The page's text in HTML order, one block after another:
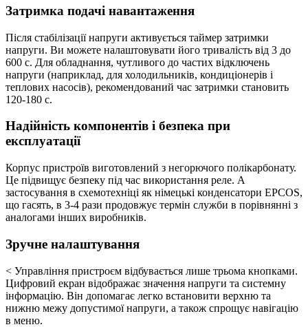
Затримка подачі навантаження
Після стабілізації напруги активується таймер затримки
напруги. Ви можете налаштовувати його тривалість від 3 до
600 с. Для обладнання, чутливого до частих відключень
напруги (наприклад, для холодильників, кондиціонерів і
теплових насосів), рекомендований час затримки становить
120-180 с.
Надійність компонентів і безпека при
експлуатації
Корпус пристроїв виготовлений з негорючого полікарбонату.
Це підвищує безпеку під час використання реле. А
застосування в схемотехніці як німецькі конденсатори EPCOS,
що гасять, в 3-4 рази продовжує термін служби в порівнянні з
аналогами інших виробників.
Зручне налаштування
< Управління пристроєм відбувається лише трьома кнопками.
Цифровий екран відображає значення напруги та системну
інформацію. Він допомагає легко встановити верхню та
нижню межу допустимої напруги, а також спрощує навігацію
в меню.